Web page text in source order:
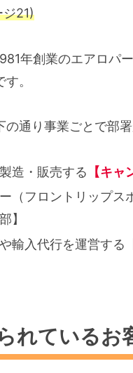
ジ21)
年創業のエアロパ
。
通り事業ごとで部
造・販売する 【キャ
（フロントリップ
】
輸入代行を運営する
れているお